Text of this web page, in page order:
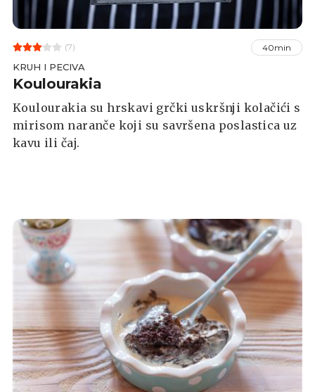
(7) 40min
KRUH I PECIVA
Koulourakia
Koulourakia su hrskavi grčki uskršnji kolačići s
mirisom naranče koji su savršena poslastica uz
kavu ili čaj.